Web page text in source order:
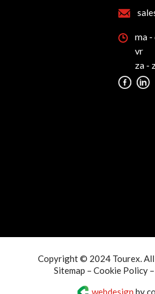
ma -
vr
za -
Copyright © 2024 Tourex. All
Sitemap – Cookie Policy –
webdesign by